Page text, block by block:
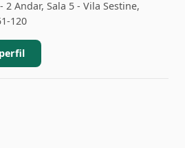
2 Andar, Sala 5 - Vila Sestine,
120